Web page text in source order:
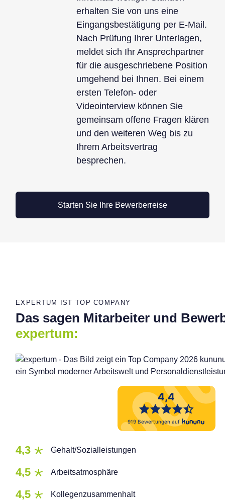
erhalten Sie von uns eine
Eingangsbestätigung per E-Mail.
Nach Prüfung Ihrer Unterlagen,
meldet sich Ihr Ansprechpartner
für die ausgeschriebene Position
umgehend bei Ihnen. Bei einem
ersten Telefon- oder
Videointerview können Sie
gemeinsam offene Fragen klären
und den weiteren Weg bis zu
Ihrem Arbeitsvertrag
besprechen.
Starten Sie Ihre Bewerberreise
EXPERTUM IST TOP COMPANY
Das sagen Mitarbeiter und
expertum:
4,3 Gehalt/Sozialleistungen
4,5 Arbeitsatmosphäre
4,5 Kollegenzusammenhalt